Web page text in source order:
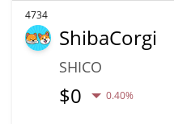
4734
ShibaCorgi
SHICO
$0 0.40%